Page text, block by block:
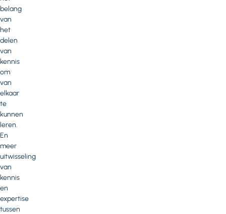
belang
van
het
delen
van
kennis
om
van
elkaar
te
kunnen
leren.
En
meer
uitwisseling
van
kennis
en
expertise
tussen